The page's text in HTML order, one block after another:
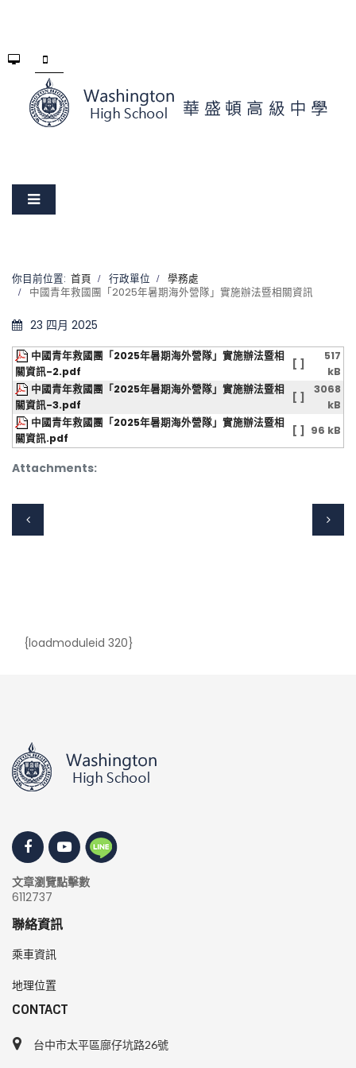
你目前位置: 首頁 行政單位
學務處
中國青年救國團「2025年暑期海外營隊」實施辦法暨相關資訊
23 四月 2025
Attachments:
中國青年救國團「2025年暑期海外營隊」實施辦法暨相
關資訊-2.pdf
[ ]
517
kB
中國青年救國團「2025年暑期海外營隊」實施辦法暨相
關資訊-3.pdf
[ ]
3068
kB
中國青年救國團「2025年暑期海外營隊」實施辦法暨相
關資訊.pdf
[ ] 96 kB
{loadmoduleid 320}
文章瀏覽點擊數
6112737
聯絡資訊
乘車資訊
地理位置
CONTACT
台中市太平區廍仔坑路26號